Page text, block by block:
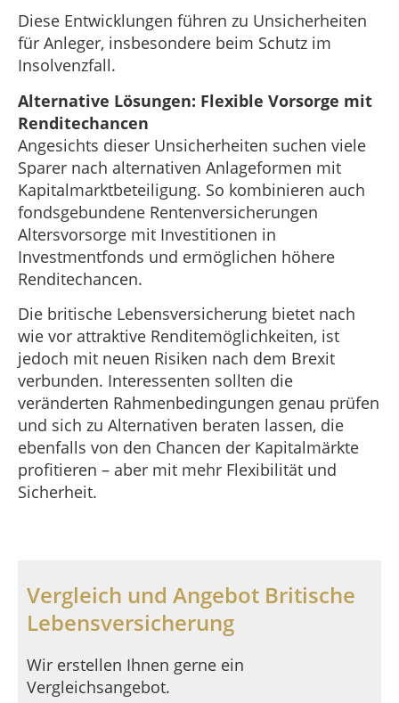
Diese Entwicklungen führen zu Unsicherheiten
für Anleger, insbesondere beim Schutz im
Insolvenzfall.
Alternative Lösungen: Flexible Vorsorge mit
Renditechancen
Angesichts dieser Unsicherheiten suchen viele
Sparer nach alternativen Anlageformen mit
Kapitalmarktbeteiligung. So kombinieren auch
fondsgebundene Rentenversicherungen
Altersvorsorge mit Investitionen in
Investmentfonds und ermöglichen höhere
Renditechancen.
Die britische Lebensversicherung bietet nach
wie vor attraktive Renditemöglichkeiten, ist
jedoch mit neuen Risiken nach dem Brexit
verbunden. Interessenten sollten die
veränderten Rahmenbedingungen genau prüfen
und sich zu Alternativen beraten lassen, die
ebenfalls von den Chancen der Kapitalmärkte
profitieren – aber mit mehr Flexibilität und
Sicherheit.
Vergleich und Angebot Britische
Lebensversicherung
Wir erstellen Ihnen gerne ein
Vergleichsangebot.